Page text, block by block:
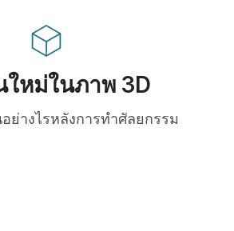
หม่ในภาพ 3D
ย่างไรหลังการทำศัลยกรรม